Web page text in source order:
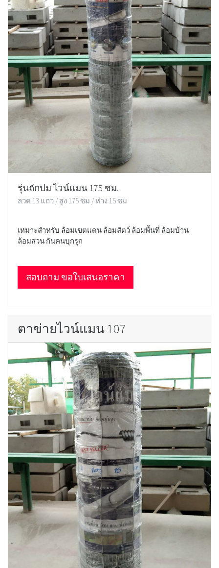
รุ่นถักปม ไวน์แมน 175 ซม.
ลวด 13 แถว / สูง 175 ซม / ห่าง 15 ซม
เหมาะสำหรับ ล้อมเขตแดน ล้อมสัตว์ ล้อมพื้นที่ ล้อมบ้าน
ล้อมสวน กันคนบุกรุก
สอบถาม ขอใบเสนอราคา
ตาข่ายไวน์แมน 107